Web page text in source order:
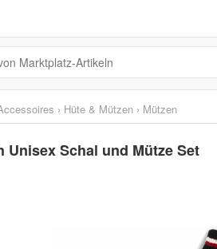
› Hüte & Mützen › Mützen
Unisex Schal und Mütze Set